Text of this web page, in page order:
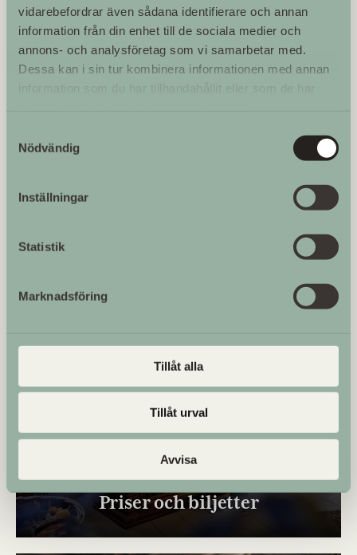
vidarebefordrar även sådana identifierare och annan
information från din enhet till de sociala medier och
annons- och analysföretag som vi samarbetar med.
Dessa kan i sin tur kombinera informationen med annan
Nödvändig
Inställningar
Statistik
Marknadsföring
Tillåt alla
Tillåt urval
Avvisa
Priser och biljetter